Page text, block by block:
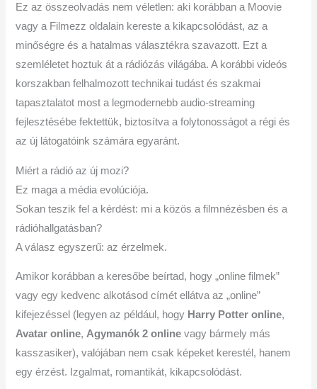
Ez az összeolvadás nem véletlen: aki korábban a Moovie
vagy a Filmezz oldalain kereste a kikapcsolódást, az a
minőségre és a hatalmas választékra szavazott. Ezt a
szemléletet hoztuk át a rádiózás világába. A korábbi videós
korszakban felhalmozott technikai tudást és szakmai
tapasztalatot most a legmodernebb audio-streaming
fejlesztésébe fektettük, biztosítva a folytonosságot a régi és
az új látogatóink számára egyaránt.
Miért a rádió az új mozi?
Ez maga a média evolúciója.
Sokan teszik fel a kérdést: mi a közös a filmnézésben és a
rádióhallgatásban?
A válasz egyszerű: az érzelmek.
Amikor korábban a keresőbe beírtad, hogy „online filmek”
vagy egy kedvenc alkotásod címét ellátva az „online”
kifejezéssel (legyen az például, hogy Harry Potter online,
Avatar online, Agymanók 2 online vagy bármely más
kasszasiker), valójában nem csak képeket kerestél, hanem
egy érzést. Izgalmat, romantikát, kikapcsolódást.